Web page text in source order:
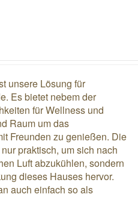
unsere Lösung für
Es bietet nebem der
für Wellness und
Raum um das
Freunden zu genießen. Die
praktisch, um sich nach
Luft abzukühlen, sondern
dieses Hauses hervor.
auch einfach so als